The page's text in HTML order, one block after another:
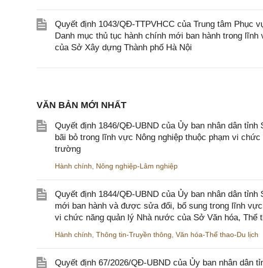
Quyết định 1043/QĐ-TTPVHCC của Trung tâm Phục
Danh mục thủ tục hành chính mới ban hành trong
của Sở Xây dựng Thành phố Hà Nội
VĂN BẢN MỚI NHẤT
Quyết định 1846/QĐ-UBND của Ủy ban nhân dân
bãi bỏ trong lĩnh vực Nông nghiệp thuộc phạm vi
trường
Hành chính Nông nghiệp-Lâm nghiệp
Quyết định 1844/QĐ-UBND của Ủy ban nhân dân
mới ban hành và được sửa đổi, bổ sung trong lĩnh
vi chức năng quản lý Nhà nước của Sở Văn hóa, Thể
Hành chính Thông tin-Truyền thông Văn hóa-Thể thao-Du lịch
Quyết định 67/2026/QĐ-UBND của Ủy ban nhân dân